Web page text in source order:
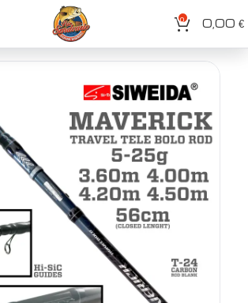
0 0,00 €